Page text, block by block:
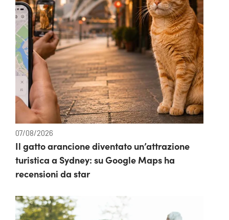
07/08/2026
Il gatto arancione diventato un’attrazione
turistica a Sydney: su Google Maps ha
recensioni da star